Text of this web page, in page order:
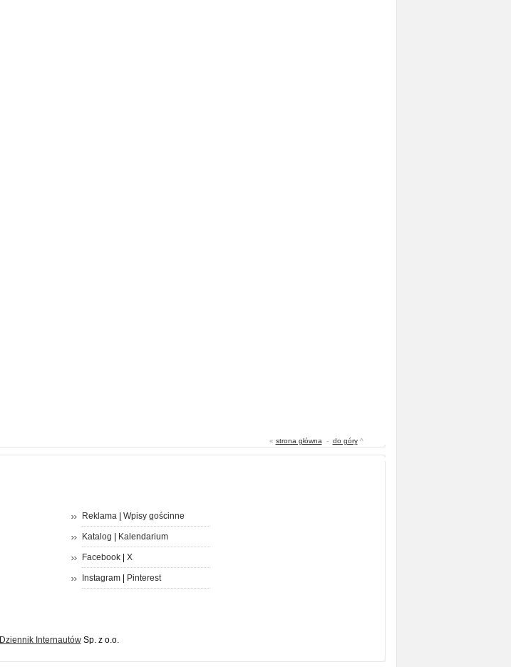
« strona główna - do góry^
Reklama| Wpisy gościnne
Katalog Kalendarium
Facebook| X
Instagram| Pinterest
Dziennik InternautówSp. z o.o.